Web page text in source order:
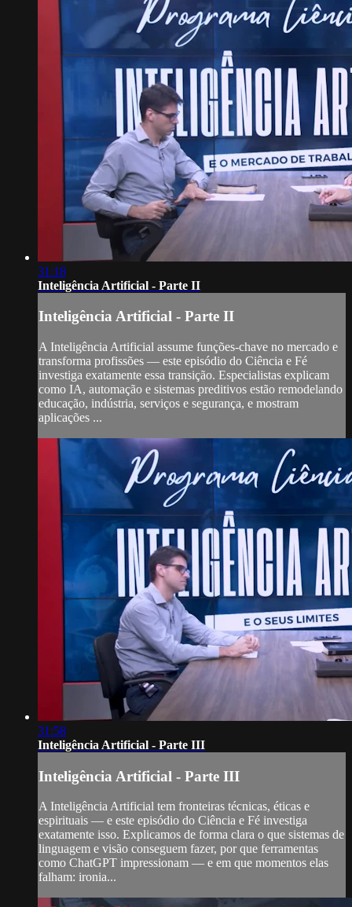
31:18
Inteligência Artificial - Parte II
Inteligência Artificial - Parte II
A Inteligência Artificial assume funções-chave no mercado e
transforma profissões — este episódio do Ciência e Fé
investiga exatamente essa transição. Especialistas explicam
como IA, automação e sistemas preditivos estão remodelando
educação, indústria, serviços e segurança, e mostram
aplicações ...
31:58
Inteligência Artificial - Parte III
Inteligência Artificial - Parte III
A Inteligência Artificial tem fronteiras técnicas, éticas e
espirituais — e este episódio do Ciência e Fé investiga
exatamente isso. Explicamos de forma clara o que sistemas de
linguagem e visão conseguem fazer, por que ferramentas
como ChatGPT impressionam — e em que momentos elas
falham: ironia...